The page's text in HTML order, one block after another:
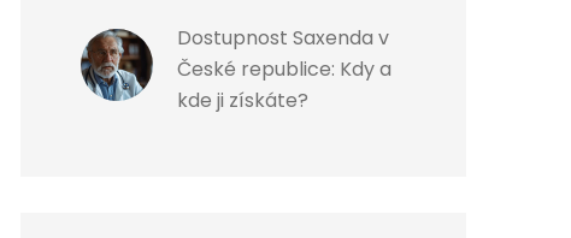
Dostupnost Saxenda v
České republice: Kdy a
kde ji získáte?